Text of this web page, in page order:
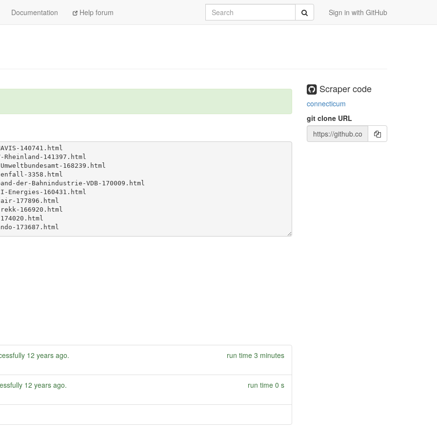
Documentation Help forum Sign in with GitHub
Search Submit
Media-169937.html
Rating-und-Risikosysteme-173225.html
Pankow-141429.html
145964.html
Darlehnskasse-142102.html
Multimedia-Solutions-165696.html
146427.html
895.html
140741.html
141397.html
168239.html
3358.html
der-Bahnindustrie-VDB-170009.html
Energies-160431.html
177896.html
166920.html
173687.html
12 years ago.
run time 3 minutes
12 years ago.
run time 0 s
Scraper code
connecticum
git clone URL